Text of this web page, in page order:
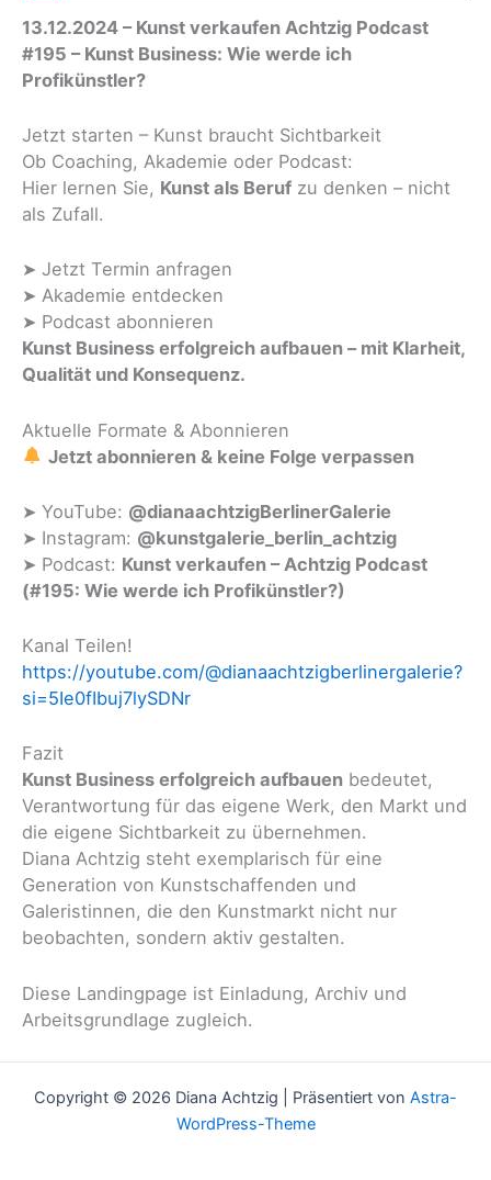
13.12.2024 – Kunst verkaufen Achtzig Podcast
#195 – Kunst Business: Wie werde ich
Profikünstler?
Jetzt starten – Kunst braucht Sichtbarkeit
Ob Coaching, Akademie oder Podcast:
Hier lernen Sie, Kunst als Beruf zu denken – nicht
als Zufall.
➤ Jetzt Termin anfragen
➤ Akademie entdecken
➤ Podcast abonnieren
Kunst Business erfolgreich aufbauen – mit Klarheit,
Qualität und Konsequenz.
Aktuelle Formate & Abonnieren
Jetzt abonnieren & keine Folge verpassen
➤ YouTube: @dianaachtzigBerlinerGalerie
➤ Instagram: @kunstgalerie_berlin_achtzig
➤ Podcast: Kunst verkaufen – Achtzig Podcast
(#195: Wie werde ich Profikünstler?)
Kanal Teilen!
https://youtube.com/@dianaachtzigberlinergalerie?
si=5Ie0fIbuj7lySDNr
Fazit
Kunst Business erfolgreich aufbauen bedeutet,
Verantwortung für das eigene Werk, den Markt und
die eigene Sichtbarkeit zu übernehmen.
Diana Achtzig steht exemplarisch für eine
Generation von Kunstschaffenden und
Galeristinnen, die den Kunstmarkt nicht nur
beobachten, sondern aktiv gestalten.
Diese Landingpage ist Einladung, Archiv und
Arbeitsgrundlage zugleich.
Copyright © 2026 Diana Achtzig | Präsentiert von Astra-
WordPress-Theme